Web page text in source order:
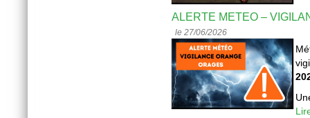
ALERTE METEO –
le 27/06/2026